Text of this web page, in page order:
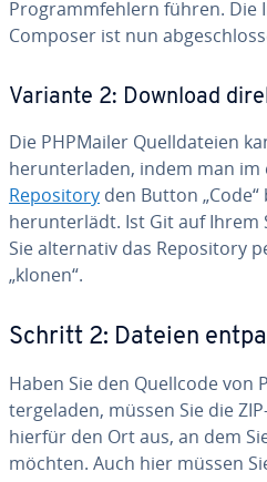
Pro­gramm­feh­lern führen. Die
Composer ist nun
Variante 2: Download
Die PHPMailer Quell­da­tei­en
her­un­ter­la­den, indem man im
Re­po­si­to­ry den Button
her­un­ter­lädt. Ist Git auf Ihrem
Sie al­ter­na­tiv das Re­po­si­to­ry
„klonen“.
Schritt 2: Dateien
Haben Sie den Quellcode
ter­ge­la­den, müssen Sie die
hierfür den Ort aus, an dem
möchten. Auch hier müssen